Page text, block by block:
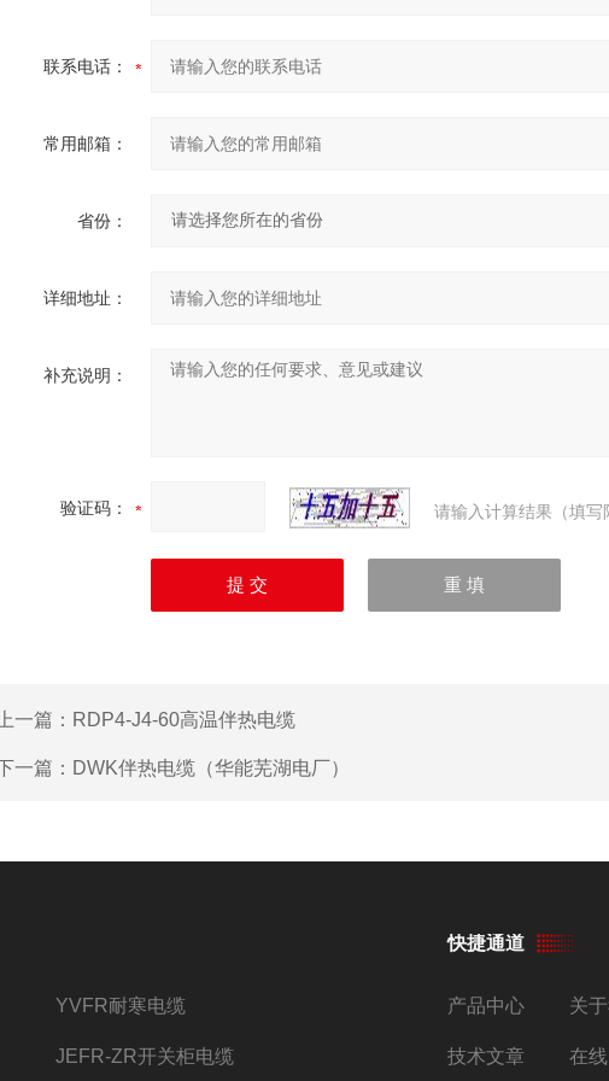
联系电话：
常用邮箱：
省份：
详细地址：
补充说明：
验证码： 请输入计算结果（填
上一篇： RDP4-J4-60高温伴热电缆
一篇： DWK伴热电缆（华能芜湖电厂）
YVFR耐寒电缆
JEFR-ZR开关柜电缆
快捷通道
产品中心 关
技术文章 在